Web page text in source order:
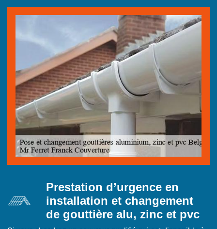
Prestation d’urgence en
installation et changement
de gouttière alu, zinc et pvc